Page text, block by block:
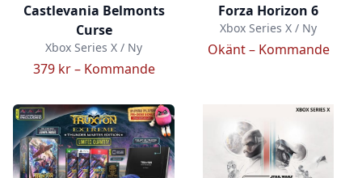
Castlevania Belmonts
Curse
Xbox Series X / Ny
379 kr – Kommande
Forza Horizon 6
Xbox Series X / Ny
Okänt – Kommande